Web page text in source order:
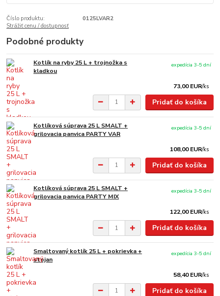
Číslo produktu:
0125LVAR2
Strážiť cenu / dostupnosť
Podobné produkty
Kotlík na ryby 25 L + trojnožka s
kladkou
73,00 EUR/ks
expedícia 3-5 dní
Pridať do košíka
Kotlíková súprava 25 L SMALT +
grilovacia panvica PARTY VAR
108,00 EUR/ks
expedícia 3-5 dní
Pridať do košíka
Kotlíková súprava 25 L SMALT +
grilovacia panvica PARTY MIX
122,00 EUR/ks
expedícia 3-5 dní
Pridať do košíka
Smaltovaný kotlík 25 L + pokrievka +
stojan
58,40 EUR/ks
expedícia 3-5 dní
Pridať do košíka